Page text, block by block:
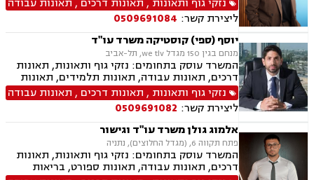
רשלנות רפואית הריון ולידה, ירושות וצוואות, ייפוי
כוח מתמשך, ביטוח סיעודי, נפגעי עבירה, בריאות
הנפש,
ליצירת קשר: 0509691084
יוסף (ספי) קוסטיקה משרד עו"ד
מנחם בגין 150 מגדל we tlv, תל-אביב
המשרד עוסק בתחומים: נזקי גוף ותאונות, תאונות
דרכים, תאונות עבודה, תאונות תלמידים, תאונות
ספורט, תאונות עקב רשלנות, ביטוח לאומי, רשלנות
רפואית, אובדן כושר עבודה
נזקי גוף ותאונות , תאונות דרכים , תאונות עבודה
ליצירת קשר: 0509691082
אלמוג גולן משרד עו"ד וגישור
פתח תקווה 6, (מגדל החלוצים), נתניה
המשרד עוסק בתחומים: נזקי גוף ותאונות, תאונות
דרכים, תאונות עבודה, תאונות ספורט, בריאות